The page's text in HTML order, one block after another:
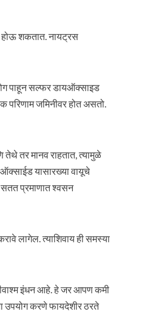
होऊ शकतात. नायट्रस
पाहून सल्फर डायऑक्साइड
परिणाम जमिनीवर होत असतो.
तर मानव राहतात, त्यामुळे
ऑक्साईड यासारख्या वायूचे
सतत प्रमाणात श्वसन
लागेल. त्याशिवाय ही समस्या
इंधन आहे. हे जर आपण कमी
उपयोग करणे फायदेशीर ठरते